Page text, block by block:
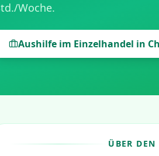
Woche.
Aushilfe im Einzelhandel in
ÜBER